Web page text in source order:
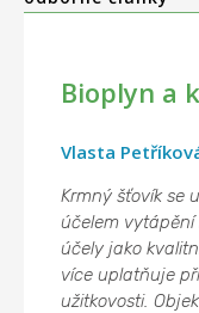
Bioplyn a
Vlasta
Krmný šťovík se
účelem vytápění
účely jako
více uplatňuje
užitkovosti.